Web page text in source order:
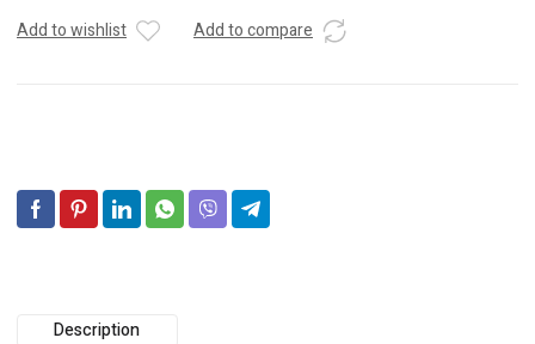
Add to wishlist Add to compare
Description